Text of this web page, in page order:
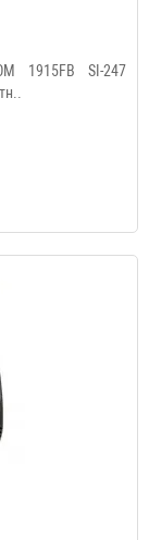
1915FB SI-247